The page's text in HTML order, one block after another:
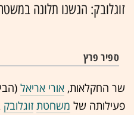
זוגלובק: הגשנו תלונה
ספיר פרץ
שר החקלאות, אורי אריאל
פעילותה של משחטת זוגלובק